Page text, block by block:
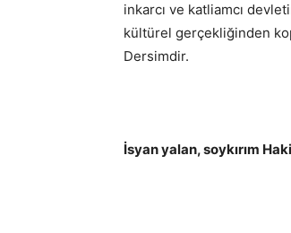
inkarcı ve katliamcı
kültürel gerçekliğinden
Dersimdir.
İsyan yalan, soykırım